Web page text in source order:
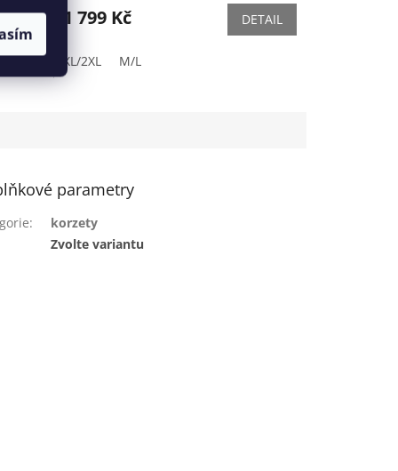
1 799 Kč DETAIL
XL/2XL M/L
parametry
:
korzety
Zvolte variantu